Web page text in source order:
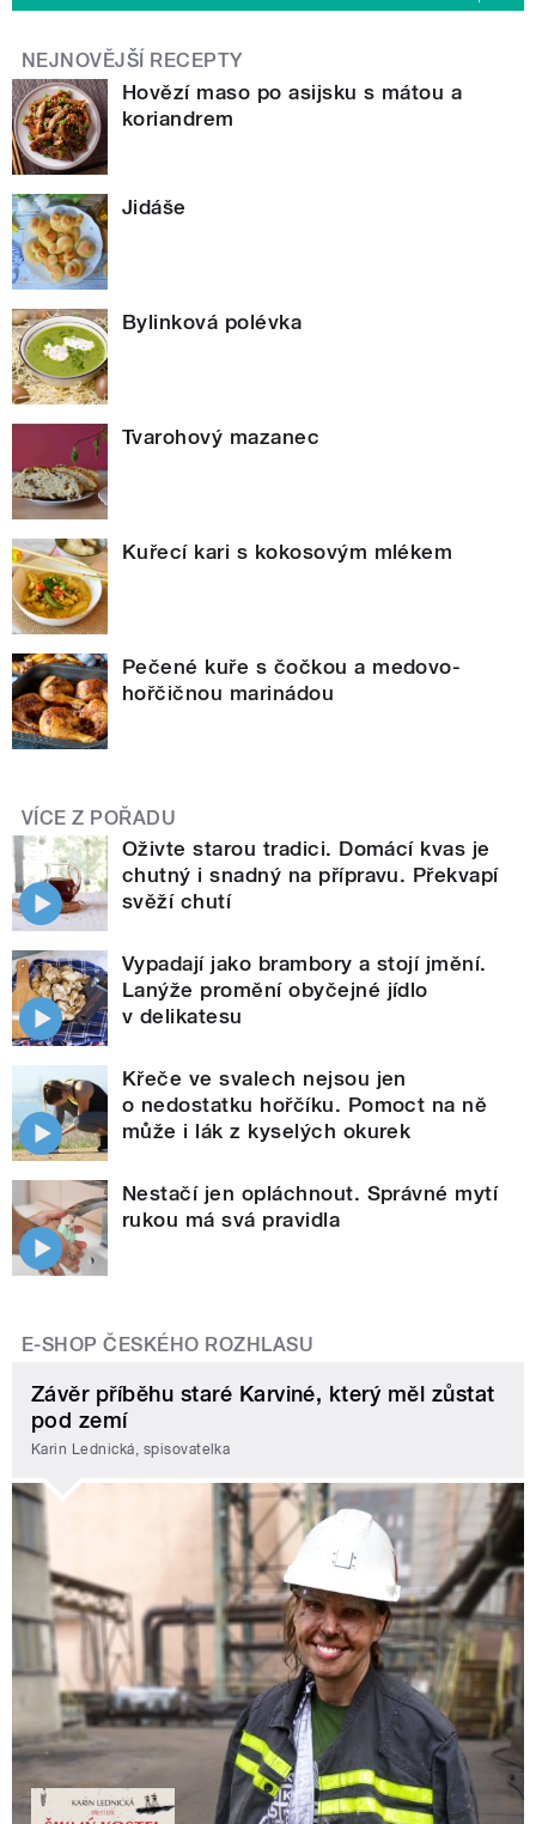
NEJNOVĚJŠÍ RECEPTY
Hovězí maso po asijsku s mátou a
koriandrem
Jidáše
Bylinková polévka
Tvarohový mazanec
Kuřecí kari s kokosovým mlékem
Pečené kuře s čočkou a medovo-
hořčičnou marinádou
VÍCE Z POŘADU
Oživte starou tradici. Domácí kvas je
chutný i snadný na přípravu. Překvapí
svěží chutí
Vypadají jako brambory a stojí jmění.
Lanýže promění obyčejné jídlo
v delikatesu
Křeče ve svalech nejsou jen
o nedostatku hořčíku. Pomoct na ně
může i lák z kyselých okurek
Nestačí jen opláchnout. Správné mytí
rukou má svá pravidla
E-SHOP ČESKÉHO ROZHLASU
Závěr příběhu staré Karviné, který měl zůstat
pod zemí
Karin Lednická, spisovatelka